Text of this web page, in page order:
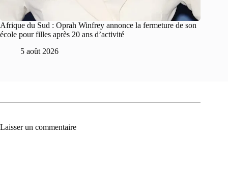
Afrique du Sud : Oprah Winfrey annonce la fermeture de son
école pour filles après 20 ans d’activité
5 août 2026
Laisser un commentaire